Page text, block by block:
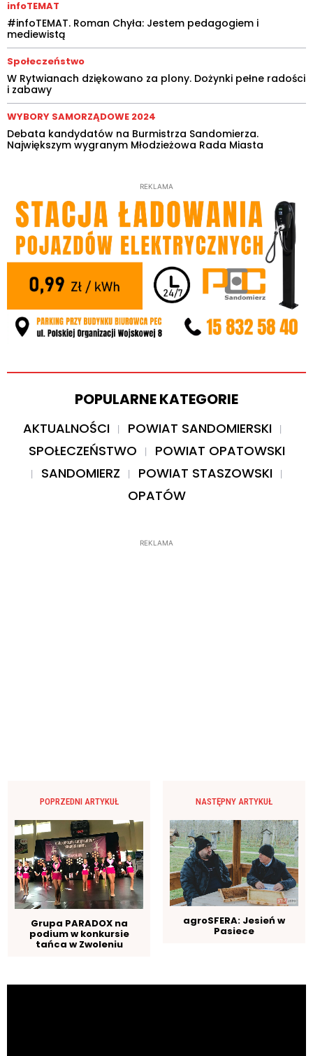
infoTEMAT
#infoTEMAT. Roman Chyła: Jestem pedagogiem i
mediewistą
Społeczeństwo
W Rytwianach dziękowano za plony. Dożynki pełne radości
i zabawy
WYBORY SAMORZĄDOWE 2024
Debata kandydatów na Burmistrza Sandomierza.
Największym wygranym Młodzieżowa Rada Miasta
REKLAMA
POPULARNE KATEGORIE
AKTUALNOŚCI
POWIAT SANDOMIERSKI
SPOŁECZEŃSTWO
POWIAT OPATOWSKI
SANDOMIERZ
POWIAT STASZOWSKI
OPATÓW
REKLAMA
POPRZEDNI ARTYKUŁ
Grupa PARADOX na
podium w konkursie
tańca w Zwoleniu
NASTĘPNY ARTYKUŁ
agroSFERA: Jesień w
Pasiece